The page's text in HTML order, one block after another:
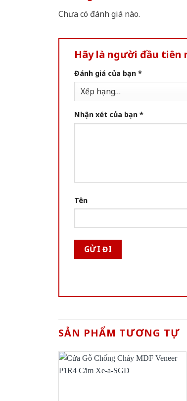
Chưa có đánh giá nào.
Hãy là người đầu tiên
Đánh giá của bạn *
Nhận xét của bạn *
Tên
SẢN PHẨM TƯƠNG TỰ